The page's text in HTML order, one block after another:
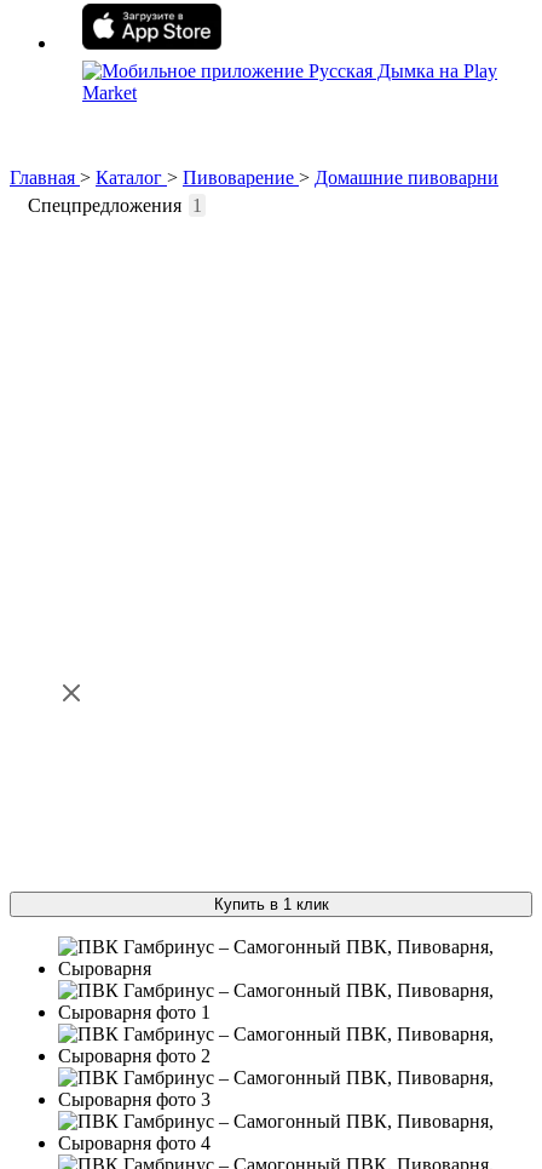
Главная > Каталог > Пивоварение > Домашние пивоварни
Спецпредложения 1
Купить в 1 клик